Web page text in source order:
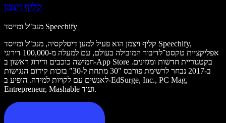
קליף ויצמן
מנכ"ל ומייסד Speechify
קליף ויצמן הוא פעיל למען דיסלקסיה, מנכ"ל ומייסד Speechify,
אפליקציית טקסט־לדיבור המובילה בעולם, עם למעלה מ-100,000 דירוגי
חמישה כוכבים ודירוג ראשון ב-App Store בקטגוריית חדשות ומגזינים.
ב-2017 נבחר לרשימת פורבס "30 מתחת ל-30" בזכות קידום הנגישות
לאנשים עם לקויות למידה. הופיע ב-EdSurge, Inc., PC Mag,
Entrepreneur, Mashable ועוד.